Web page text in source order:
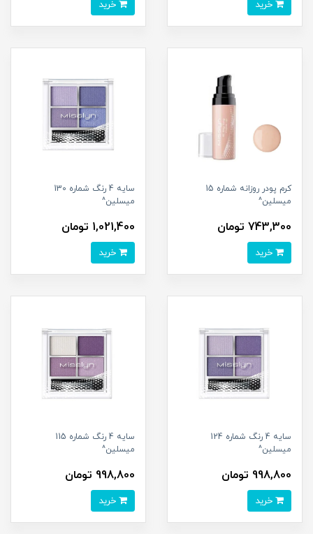
کرم پودر روزانه شماره 15
میسلین^
743,300 تومان
سایه 4 رنگ شماره 130
میسلین^
1,021,400 تومان
سایه 4 رنگ شماره 124
میسلین^
998,800 تومان
سایه 4 رنگ شماره 115
میسلین^
998,800 تومان